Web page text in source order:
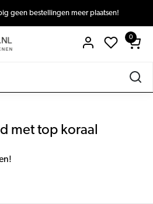
geen bestellingen meer plaatsen!
0
met top koraal